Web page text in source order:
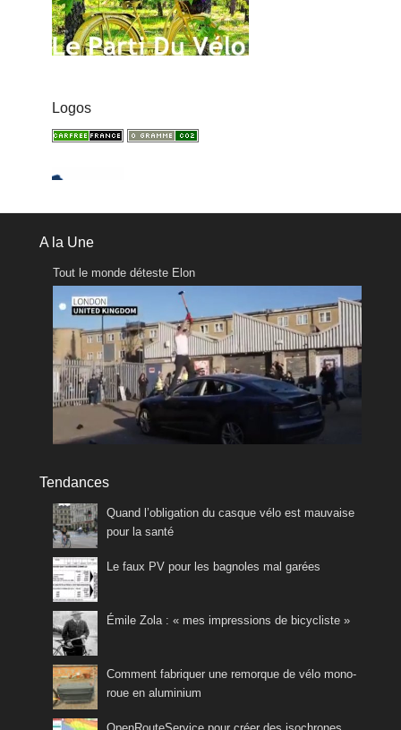
Logos
A la Une
Tout le monde déteste Elon
Tendances
Quand l’obligation du casque vélo est mauvaise
pour la santé
Le faux PV pour les bagnoles mal garées
Émile Zola : « mes impressions de bicycliste »
Comment fabriquer une remorque de vélo mono-
roue en aluminium